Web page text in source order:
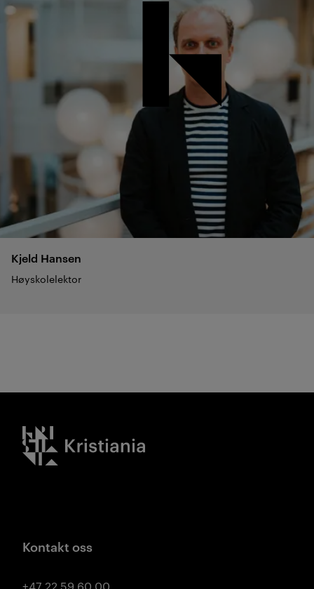
Kjeld Hansen
Høyskolelektor
Kristiania logo
Kontakt oss
+47 22 59 60 00